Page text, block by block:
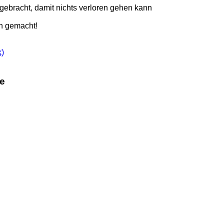
damit nichts verloren gehen kann
gemacht!